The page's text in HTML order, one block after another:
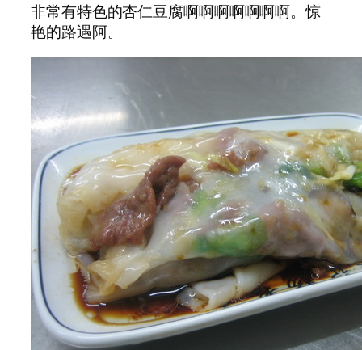
非常有特色的杏仁豆腐啊啊啊啊啊啊啊。惊
艳的路遇阿。